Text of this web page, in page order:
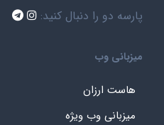
پارسه دو را دنبال کنید:
میزبانی وب
هاست ارزان
میزبانی وب ویژه